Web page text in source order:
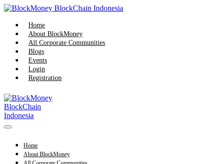
Skip
content
Home
About BlockMoney
All Corporate Communities
Blogs
Events
Login
Registration
Menu
Home
About BlockMoney